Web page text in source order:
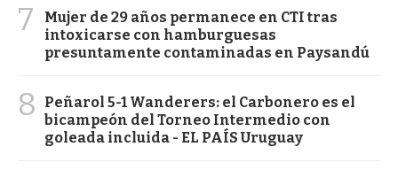
7
Mujer de 29 años permanece en CTI tras
intoxicarse con hamburguesas
presuntamente contaminadas en Paysandú
8
Peñarol 5-1 Wanderers: el Carbonero es el
bicampeón del Torneo Intermedio con
goleada incluida - EL PAÍS Uruguay